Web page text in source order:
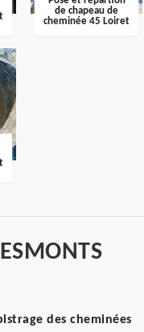
de chapeau de
cheminée 45 Loiret
des cheminées